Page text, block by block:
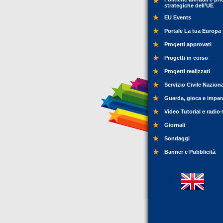
strategiche dell’UE
EU Events
Portale La tua Europa
Progetti approvati
Progetti in corso
Progetti realizzati
Servizio Civile
Guarda, gioca e
Video Tutorial e
Giornali
Sondaggi
Banner e Pubblicità